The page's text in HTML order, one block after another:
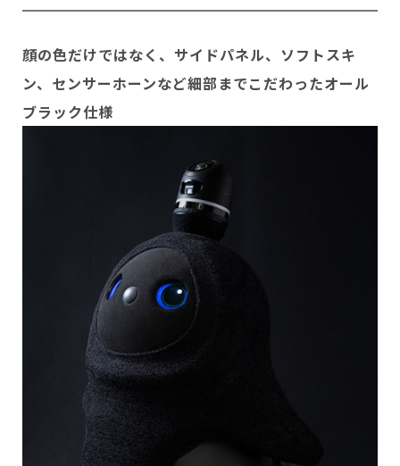
顔の色だけではなく、サイドパネル、ソフトスキ
ン、センサーホーンなど細部までこだわったオール
ブラック仕様